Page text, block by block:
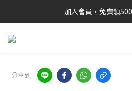
加入會員，免費領
分享到